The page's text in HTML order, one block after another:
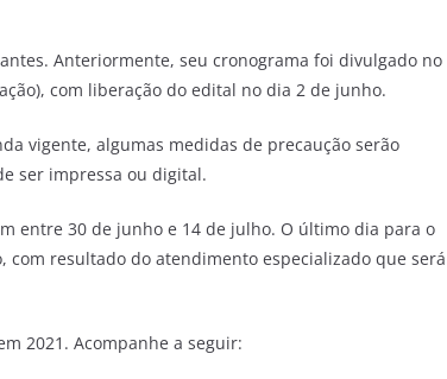
Anteriormente, seu cronograma foi divulgado no
com liberação do edital no dia 2 de junho.
vigente, algumas medidas de precaução serão
ser impressa ou digital.
entre 30 de junho e 14 de julho. O último dia para o
resultado do atendimento especializado que será
2021. Acompanhe a seguir: